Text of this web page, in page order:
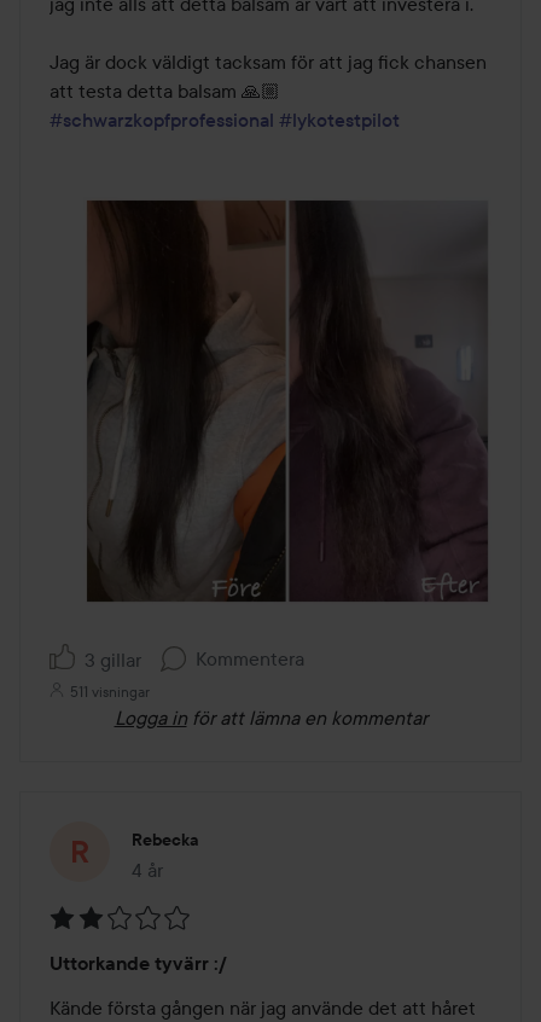
Jag är dock väldigt tacksam för att jag fick chansen
#schwarzkopfprofessional #lykotestpilot
3 gillar Kommentera
511 visningar
Logga in för att lämna en kommentar
Rebecka
4 år
Inlägget skapades 4 år
2
av
Uttorkande tyvärr :/
Kände första gången när jag använde det att håret